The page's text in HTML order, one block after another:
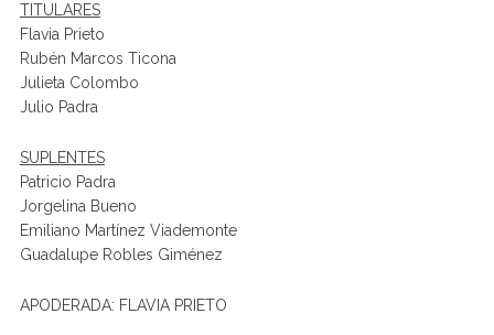
TITULARES
Flavia Prieto
Rubén Marcos Ticona
Julieta Colombo
Julio Padra
SUPLENTES
Patricio Padra
Jorgelina Bueno
Emiliano Martínez Viademonte
Guadalupe Robles Giménez
APODERADA: FLAVIA PRIETO